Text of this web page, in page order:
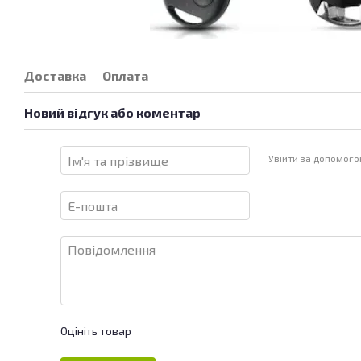
Доставка Оплата
Новий відгук або коментар
Увійти за
Оцініть товар